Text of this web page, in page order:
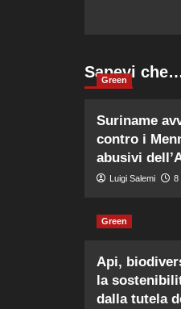
Sapevi
Green
Suriname
contro i
abusivi
Luigi Salemi 8
Green
Api,
la
dalla tutela